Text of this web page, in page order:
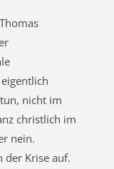
nicht im
christlich im
nein.
der Krise auf.